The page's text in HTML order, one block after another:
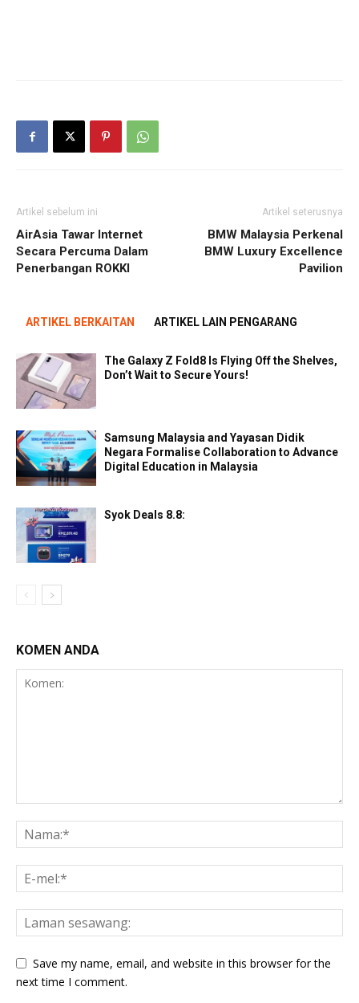
Artikel sebelum ini
AirAsia Tawar Internet
Secara Percuma Dalam
Penerbangan ROKKI
Artikel seterusnya
BMW Malaysia Perkenal
BMW Luxury Excellence
Pavilion
ARTIKEL BERKAITAN ARTIKEL LAIN PENGARANG
The Galaxy Z Fold8 Is Flying Off the Shelves,
Don’t Wait to Secure Yours!
Samsung Malaysia and Yayasan Didik
Negara Formalise Collaboration to Advance
Digital Education in Malaysia
Syok Deals 8.8:
KOMEN ANDA
Save my name, email, and website in this browser for the
next time I comment.